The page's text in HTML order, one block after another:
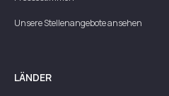
Unsere Stellenangebote ansehen
LÄNDER